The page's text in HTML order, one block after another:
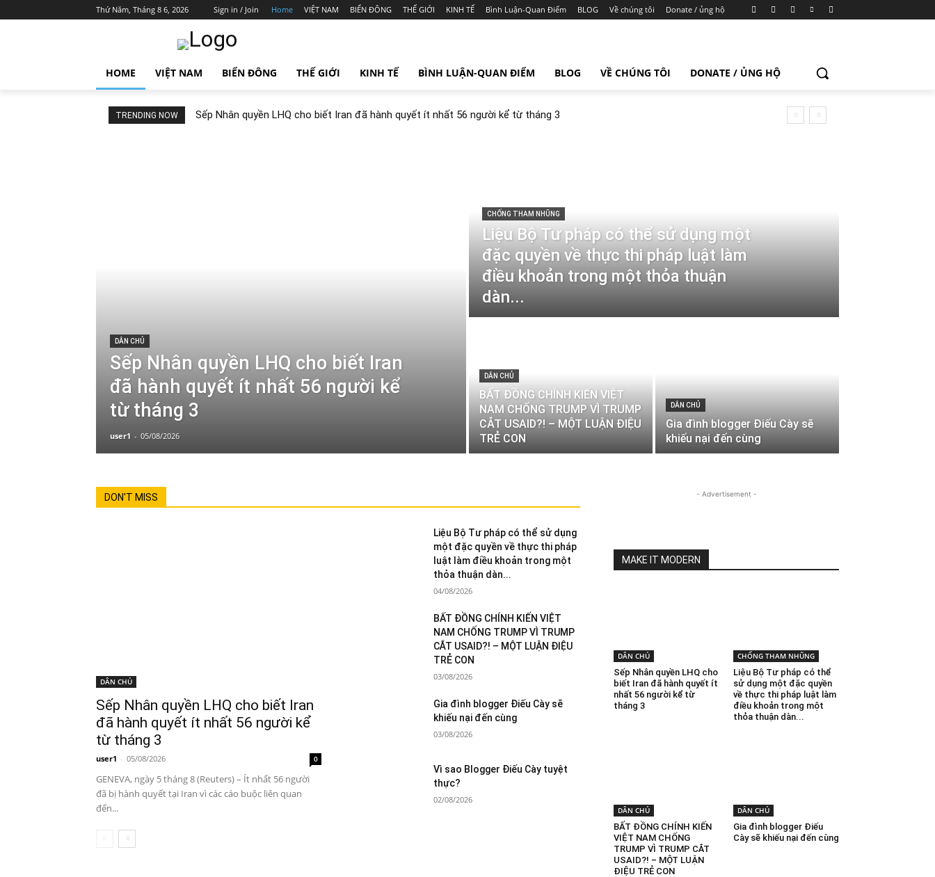
Thứ Năm, Tháng 8 6, 2026 Sign in / Join Home VIỆT NAM BIỂN ĐÔNG THẾ GIỚI KINH TẾ Bình Luận-Quan Điểm BLOG Về chúng tôi Donate / ủng hộ
HOME VIỆT NAM BIỂN ĐÔNG THẾ GIỚI KINH TẾ BÌNH LUẬN-QUAN ĐIỂM BLOG VỀ CHÚNG TÔI DONATE / ỦNG HỘ
TRENDING NOW Sếp Nhân quyền LHQ cho biết Iran đã hành quyết ít nhất 56 người kể từ tháng 3
DÂN CHỦ
Sếp Nhân quyền LHQ cho biết Iran
đã hành quyết ít nhất 56 người kể
từ tháng 3
user1 - 05/08/2026
CHỐNG THAM NHŨNG
Liệu Bộ Tư pháp có thể sử dụng một
đặc quyền về thực thi pháp luật làm
điều khoản trong một thỏa thuận
dàn...
DÂN CHỦ
BẤT ĐỒNG CHÍNH KIẾN VIỆT
NAM CHỐNG TRUMP VÌ TRUMP
CẮT USAID?! – MỘT LUẬN ĐIỆU
TRẺ CON
DÂN CHỦ
Gia đình blogger Điếu Cày sẽ
khiếu nại đến cùng
DON'T MISS
DÂN CHỦ
Sếp Nhân quyền LHQ cho biết Iran
đã hành quyết ít nhất 56 người kể
từ tháng 3
user1 - 05/08/2026 0
GENEVA, ngày 5 tháng 8 (Reuters) – Ít nhất 56 người
đã bị hành quyết tại Iran vì các cáo buộc liên quan
đến...
Liệu Bộ Tư pháp có thể sử dụng
một đặc quyền về thực thi pháp
luật làm điều khoản trong một
thỏa thuận dàn...
04/08/2026
BẤT ĐỒNG CHÍNH KIẾN VIỆT
NAM CHỐNG TRUMP VÌ TRUMP
CẮT USAID?! – MỘT LUẬN ĐIỆU
TRẺ CON
03/08/2026
Gia đình blogger Điếu Cày sẽ
khiếu nại đến cùng
03/08/2026
Vì sao Blogger Điếu Cày tuyệt
thực?
02/08/2026
- Advertisement -
MAKE IT MODERN
DÂN CHỦ
Sếp Nhân quyền LHQ cho
biết Iran đã hành quyết ít
nhất 56 người kể từ
tháng 3
CHỐNG THAM NHŨNG
Liệu Bộ Tư pháp có thể
sử dụng một đặc quyền
về thực thi pháp luật làm
điều khoản trong một
thỏa thuận dàn...
DÂN CHỦ
BẤT ĐỒNG CHÍNH KIẾN
VIỆT NAM CHỐNG
TRUMP VÌ TRUMP CẮT
USAID?! – MỘT LUẬN
ĐIỆU TRẺ CON
DÂN CHỦ
Gia đình blogger Điếu
Cày sẽ khiếu nại đến cùng